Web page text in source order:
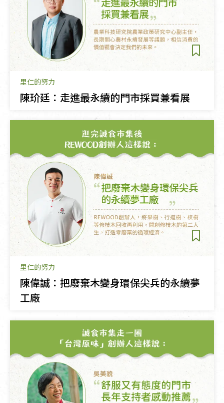
里仁的努力
陳玠廷：走進最永續的門市採買兼看展
里仁的努力
陳偉誠：把廢棄木變身環保尖兵的永續夢
工廠